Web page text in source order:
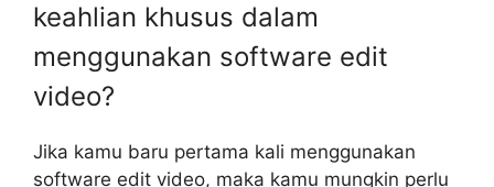
keahlian khusus dalam
menggunakan software edit
video?
Jika kamu baru pertama kali menggunakan
software edit video, maka kamu mungkin perlu